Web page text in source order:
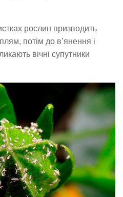
рослин призводить
потім до в’янення і
вічні супутники